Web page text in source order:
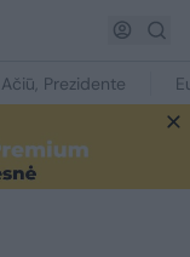
Ačiū, Prezidente